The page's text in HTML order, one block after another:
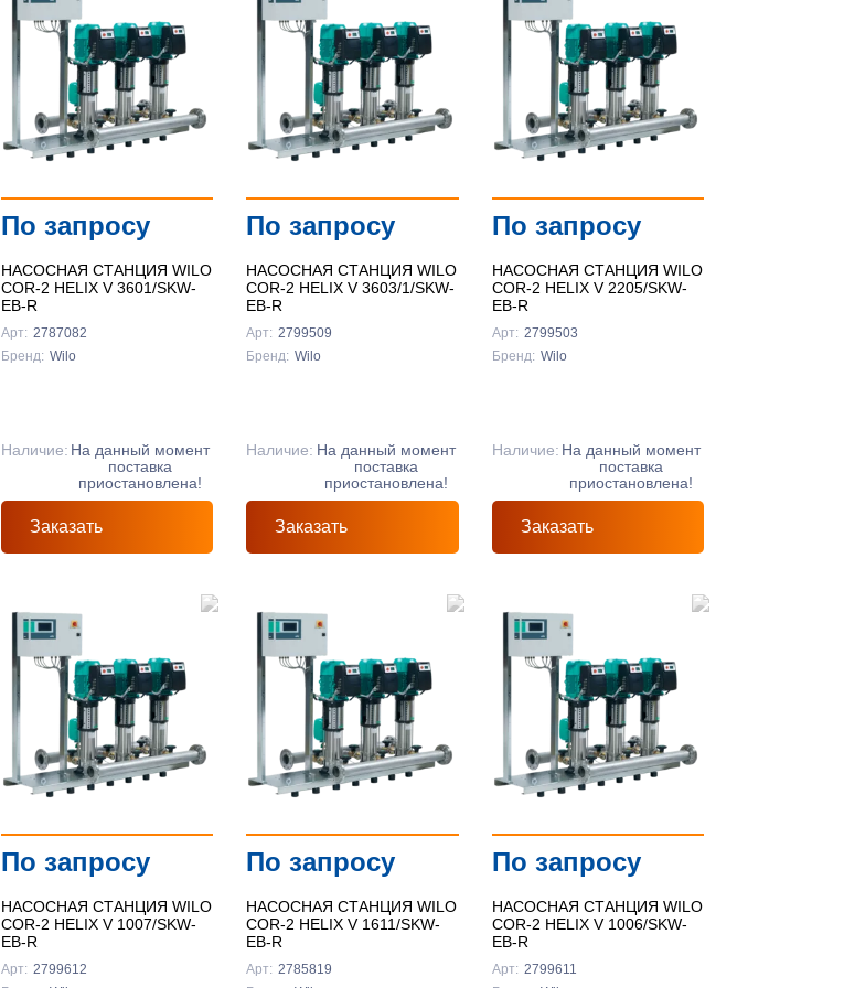
По запросу
НАСОСНАЯ СТАНЦИЯ WILO
COR-2 HELIX V 3601/SKW-
EB-R
Арт: 2787082
Бренд: Wilo
Наличие: На данный момент
поставка
приостановлена!
Заказать
По запросу
НАСОСНАЯ СТАНЦИЯ WILO
COR-2 HELIX V 3603/1/SKW-
EB-R
Арт: 2799509
Бренд: Wilo
Наличие: На данный момент
поставка
приостановлена!
Заказать
По запросу
НАСОСНАЯ СТАНЦИЯ WILO
COR-2 HELIX V 2205/SKW-
EB-R
Арт: 2799503
Бренд: Wilo
Наличие: На данный момент
поставка
приостановлена!
Заказать
По запросу
НАСОСНАЯ СТАНЦИЯ WILO
COR-2 HELIX V 1007/SKW-
EB-R
Арт: 2799612
По запросу
НАСОСНАЯ СТАНЦИЯ WILO
COR-2 HELIX V 1611/SKW-
EB-R
Арт: 2785819
По запросу
НАСОСНАЯ СТАНЦИЯ WILO
COR-2 HELIX V 1006/SKW-
EB-R
Арт: 2799611
Подробнее
Подробнее
Подробнее